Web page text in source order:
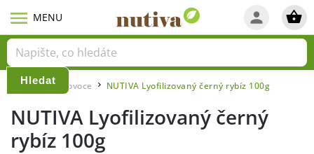
Hledat
Domů / Lyo ovoce NUTIVA Lyofilizovaný černý rybíz 100g
NUTIVA Lyofilizovaný černý
rybíz 100g